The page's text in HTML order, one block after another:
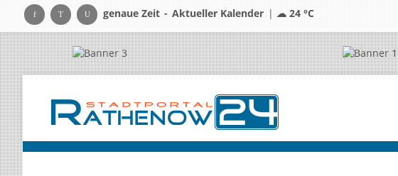
genaue Zeit - Aktueller Kalender | ☁ 24 °C